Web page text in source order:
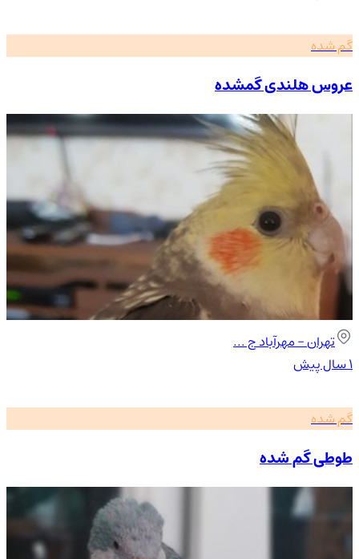
گم شده
عروس هلندی گمشده
تهران- مهرآباد ج ...
۱ سال پیش
گم شده
طوطی گم شده